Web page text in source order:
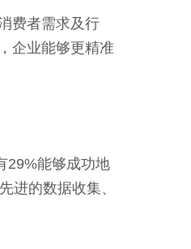
费者需求及行
企业能够更精准
29%能够成功地
进的数据收集、